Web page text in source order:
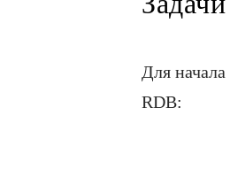
Для
RDB: